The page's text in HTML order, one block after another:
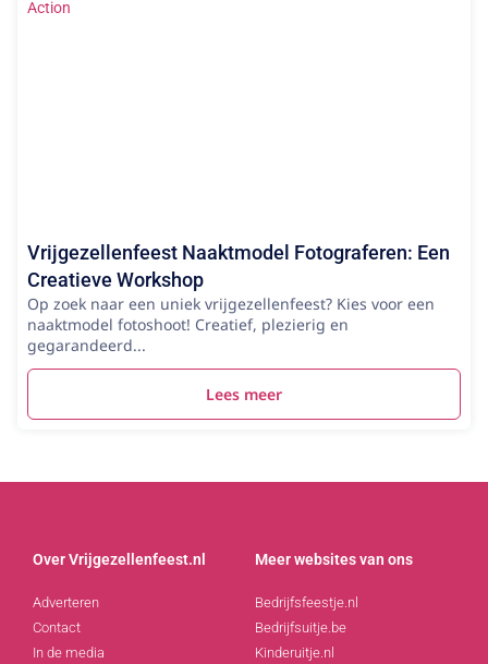
Vrijgezellenfeest Naaktmodel Fotograferen: Een
Creatieve Workshop
Op zoek naar een uniek vrijgezellenfeest? Kies voor een
naaktmodel fotoshoot! Creatief, plezierig en
gegarandeerd...
Lees meer
Over Vrijgezellenfeest.nl
Adverteren
Contact
In de media
Meer websites van ons
Bedrijfsfeestje.nl
Bedrijfsuitje.be
Kinderuitje.nl